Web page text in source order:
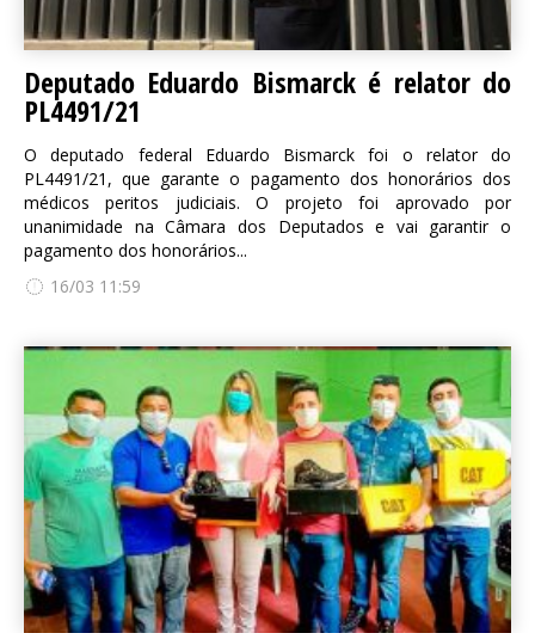
Deputado Eduardo Bismarck é relator do
PL4491/21
O deputado federal Eduardo Bismarck foi o relator do
PL4491/21, que garante o pagamento dos honorários dos
médicos peritos judiciais. O projeto foi aprovado por
unanimidade na Câmara dos Deputados e vai garantir o
pagamento dos honorários...
16/03 11:59